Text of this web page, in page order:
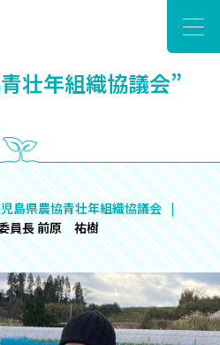
壮年組織協議会”
島県農協青壮年組織協議会
員長 前原 祐樹